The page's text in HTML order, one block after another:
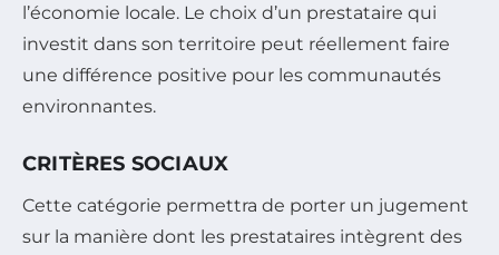
l’économie locale. Le choix d’un prestataire qui
investit dans son territoire peut réellement faire
une différence positive pour les communautés
environnantes.
CRITÈRES SOCIAUX
Cette catégorie permettra de porter un jugement
sur la manière dont les prestataires intègrent des